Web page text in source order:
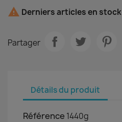
 Derniers articles en stock
Partager
Détails du produit
Référence 1440g